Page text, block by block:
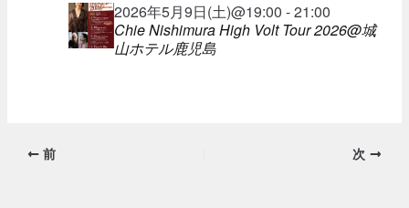
2026年5月9日(土)@19:00 - 21:00
Chie Nishimura High Volt Tour 2026@城
山ホテル鹿児島
前 次